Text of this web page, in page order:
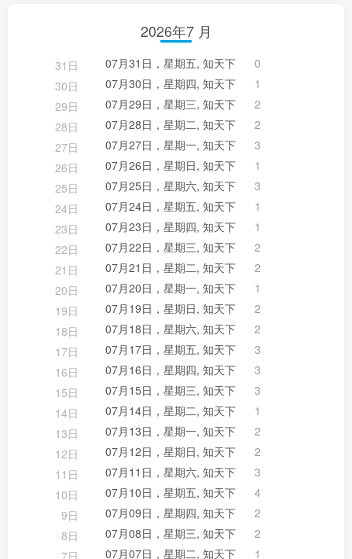
2026年7 月
31日 07月31日，星期五, 知天下
0
30日
07月30日，星期四, 知天下
1
29日
07月29日，星期三, 知天下
2
28日
07月28日，星期二, 知天下
2
27日
07月27日，星期一, 知天下
3
26日
07月26日，星期日, 知天下
1
25日
07月25日，星期六, 知天下
3
24日
07月24日，星期五, 知天下
1
23日
07月23日，星期四, 知天下
1
22日
07月22日，星期三, 知天下
2
21日
07月21日，星期二, 知天下
2
20日
07月20日，星期一, 知天下
1
19日
07月19日，星期日, 知天下
2
18日
07月18日，星期六, 知天下
2
17日
07月17日，星期五, 知天下
3
16日
07月16日，星期四, 知天下
3
15日
07月15日，星期三, 知天下
3
14日
07月14日，星期二, 知天下
1
13日
07月13日，星期一, 知天下
2
12日
07月12日，星期日, 知天下
2
11日
07月11日，星期六, 知天下
3
10日
07月10日，星期五, 知天下
4
9日
07月09日，星期四, 知天下
2
8日
07月08日，星期三, 知天下
2
7日
07月07日，星期二, 知天下
1